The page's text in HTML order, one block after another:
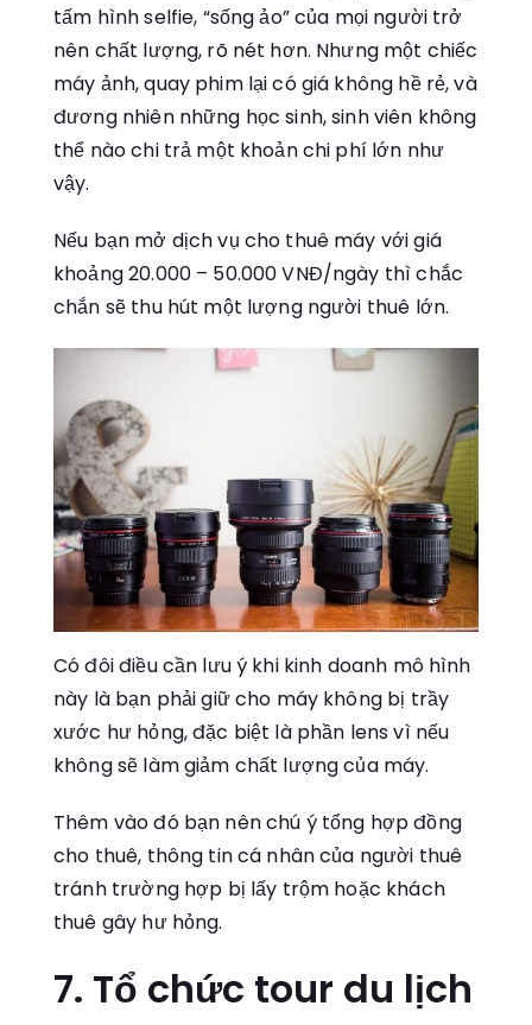
tấm hình selfie, “sống ảo” của mọi người trở
nên chất lượng, rõ nét hơn. Nhưng một chiếc
máy ảnh, quay phim lại có giá không hề rẻ, và
đương nhiên những học sinh, sinh viên không
thể nào chi trả một khoản chi phí lớn như
vậy.
Nếu bạn mở dịch vụ cho thuê máy với giá
khoảng 20.000 – 50.000 VNĐ/ngày thì chắc
chắn sẽ thu hút một lượng người thuê lớn.
Có đôi điều cần lưu ý khi kinh doanh mô hình
này là bạn phải giữ cho máy không bị trầy
xước hư hỏng, đặc biệt là phần lens vì nếu
không sẽ làm giảm chất lượng của máy.
Thêm vào đó bạn nên chú ý tổng hợp đồng
cho thuê, thông tin cá nhân của người thuê
tránh trường hợp bị lấy trộm hoặc khách
thuê gây hư hỏng.
7. Tổ chức tour du lịch